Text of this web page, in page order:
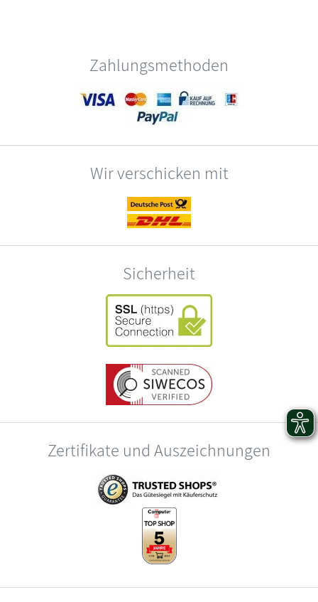
Zahlungsmethoden
Wir verschicken mit
Sicherheit
Zertifikate und Auszeichnungen